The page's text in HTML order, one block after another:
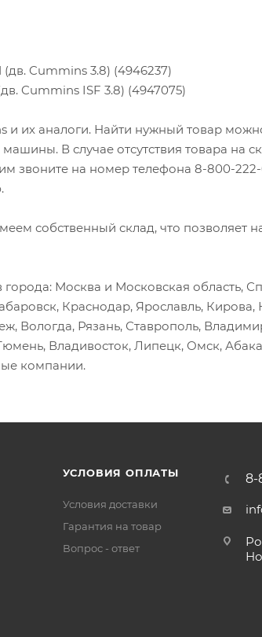
Cummins 3.8) (4946237)
Cummins ISF 3.8) (4947075)
их аналоги. Найти нужный товар
В случае отсутствия товара на
звоните на номер телефона 8-800-
собственный склад, что позволяет
Москва и Московская область,
Краснодар, Ярославль,
Вологда, Рязань, Ставрополь,
Владивосток, Липецк, Омск,
компании.
УСЛОВИЯ ОПЛАТЫ
Условия доставки
Гарантия на товар
Вопрос - ответ
8-